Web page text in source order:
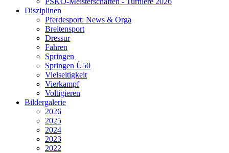
Disziplinen
Pferdesport: News & Orga
Breitensport
Dressur
Fahren
Springen
Springen Ü50
Vielseitigkeit
Vierkampf
Voltigieren
Bildergalerie
2026
2025
2024
2023
2022